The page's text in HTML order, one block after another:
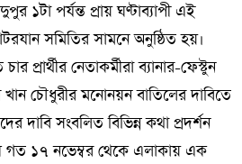
১টা পর্যন্ত প্রায় ঘণ্টাব্যাপী এই
সমিতির সামনে অনুষ্ঠিত হয়।
প্রার্থীর নেতাকর্মীরা ব্যানার-ফেস্টুন
খান চৌধুরীর মনোনয়ন বাতিলের দাবিতে
দাবি সংবলিত বিভিন্ন কথা প্রদর্শন
গত ১৭ নভেম্বর থেকে এলাকায় এক